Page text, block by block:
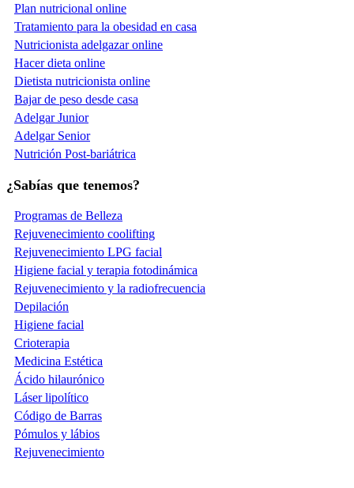
Plan nutricional online
Tratamiento para la obesidad en casa
Nutricionista adelgazar online
Hacer dieta online
Dietista nutricionista online
Bajar de peso desde casa
Adelgar Junior
Adelgar Senior
Nutrición Post-bariátrica
¿Sabías que tenemos?
Programas de Belleza
Rejuvenecimiento coolifting
Rejuvenecimiento LPG facial
Higiene facial y terapia fotodinámica
Rejuvenecimiento y la radiofrecuencia
Depilación
Higiene facial
Crioterapia
Medicina Estética
Ácido hilaurónico
Láser lipolítico
Código de Barras
Pómulos y lábios
Rejuvenecimiento